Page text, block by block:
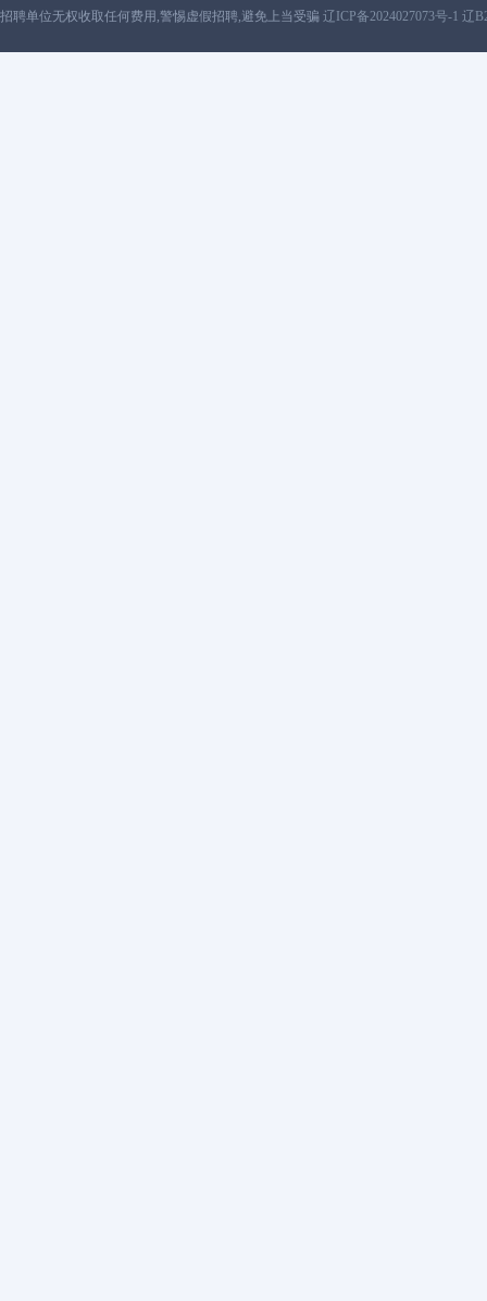
招聘单位无权收取任何费用,警惕虚假招聘,避免上当受骗 辽ICP备2024027073号-1 辽